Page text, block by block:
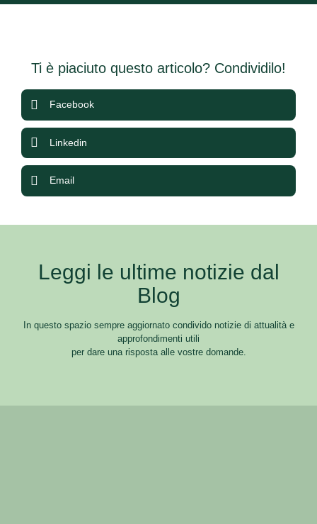
Ti è piaciuto questo articolo? Condividilo!
Facebook
Linkedin
Email
Leggi le ultime notizie dal
Blog
In questo spazio sempre aggiornato condivido notizie di attualità e
approfondimenti utili
per dare una risposta alle vostre domande.